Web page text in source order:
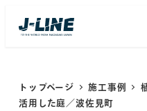
トップページ 施工事例
活用した庭／波佐見町